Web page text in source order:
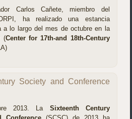
Carlos Cañete, miembro del
ha realizado una estancia
a lo largo del mes de octubre en la
(Center for 17th-and 18th-Century
Society and Conference
2013. La Sixteenth Century